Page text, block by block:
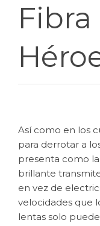
Así como en los
para derrotar a
presenta como la
brillante
en vez de
velocidades que
lentas solo